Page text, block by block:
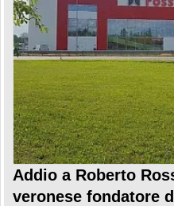
Addio a Roberto
veronese fondatore